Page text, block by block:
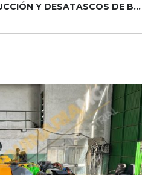
EQUIPO DE LIMPIEZA, SUCCIÓN Y DESATASCOS DE BAÑOS PORTÁTILES...